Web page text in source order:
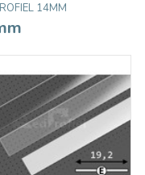
14MM